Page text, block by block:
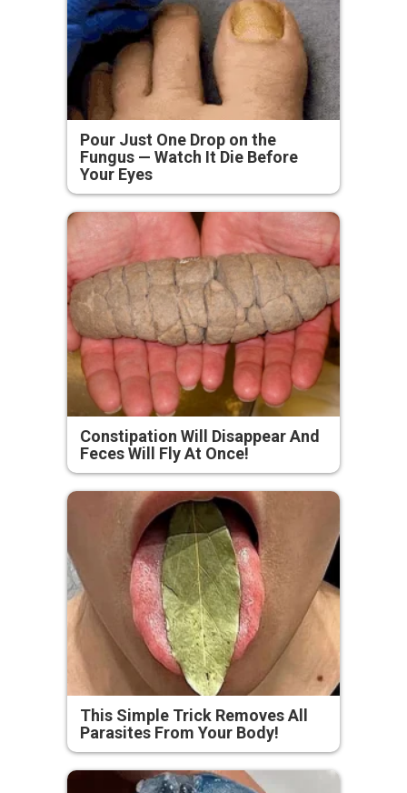
Pour Just One Drop on the
Fungus — Watch It Die Before
Your Eyes
Constipation Will Disappear And
Feces Will Fly At Once!
This Simple Trick Removes All
Parasites From Your Body!